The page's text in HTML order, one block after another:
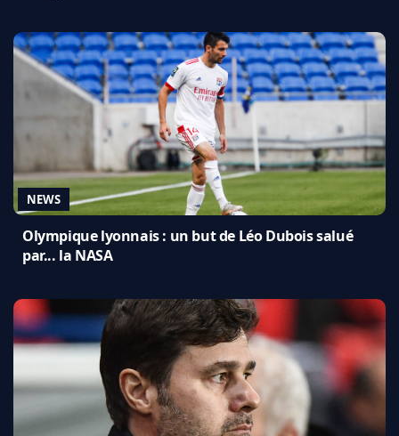
NEWS
Olympique lyonnais : un but de Léo Dubois salué
par... la NASA